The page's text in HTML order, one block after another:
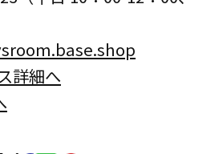
詳細へ